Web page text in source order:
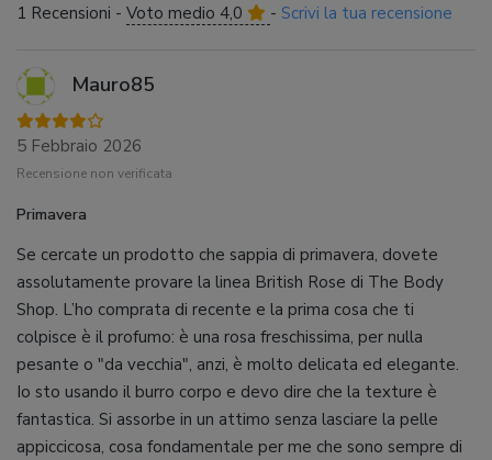
1 Recensioni - Voto medio 4,0 - Scrivi la tua recensione
Mauro85
5 Febbraio 2026
Recensione non verificata
Primavera
Se cercate un prodotto che sappia di primavera, dovete
assolutamente provare la linea British Rose di The Body
Shop. L’ho comprata di recente e la prima cosa che ti
colpisce è il profumo: è una rosa freschissima, per nulla
pesante o "da vecchia", anzi, è molto delicata ed elegante.
Io sto usando il burro corpo e devo dire che la texture è
fantastica. Si assorbe in un attimo senza lasciare la pelle
appiccicosa, cosa fondamentale per me che sono sempre di